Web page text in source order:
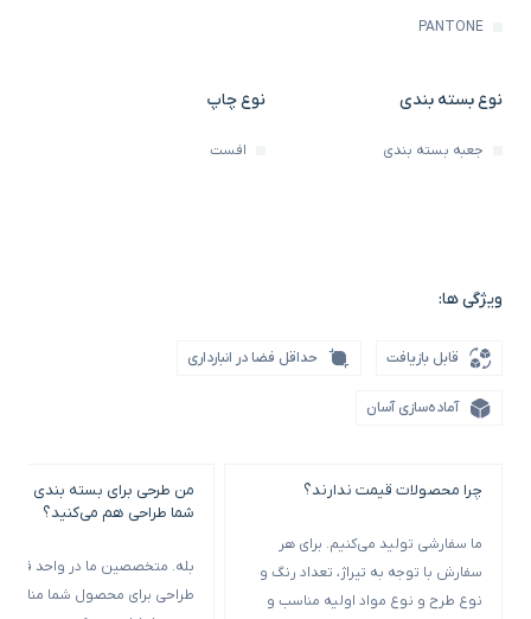
PANTONE
نوع بسته بندی
جعبه بسته بندی
نوع چاپ
افست
ویژگی ها:
قابل بازیافت حداقل فضا در انبارداری
آماده‌سازی آسان
چرا محصولات قیمت ندارند؟
ما سفارشی تولید می‌کنیم. برای هر
سفارش با توجه به تیراژ، تعداد رنگ و
نوع طرح و نوع مواد اولیه مناسب و
من طرحی برای بسته بندی خود
شما طراحی هم می‌کنید؟
بله. متخصصین ما در واحد فنی
طراحی برای محصول شما